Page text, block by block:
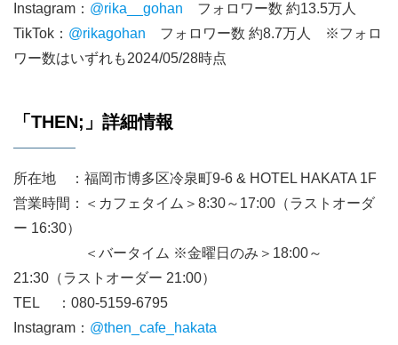
Instagram： @rika__gohan フォロワー数 約13.5万人
TikTok： @rikagohan フォロワー数 約8.7万人 ※フォロ
ワー数はいずれも2024/05/28時点
「THEN;」詳細情報
所在地 ：福岡市博多区冷泉町9-6 & HOTEL HAKATA 1F
営業時間：＜カフェタイム＞8:30～17:00（ラストオーダ
ー 16:30）
＜バータイム ※金曜日のみ＞18:00～
21:30（ラストオーダー 21:00）
TEL ：080-5159-6795
Instagram： @then_cafe_hakata